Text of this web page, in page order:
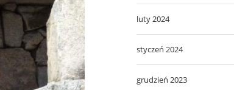
luty 2024
styczeń 2024
grudzień 2023